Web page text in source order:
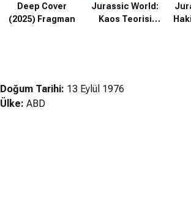
Deep Cover
(2025) Fragman
J​​urassic World:
Kaos Teorisi
Doğum Tarihi: 13 Eylül 1976
Ülke: ABD